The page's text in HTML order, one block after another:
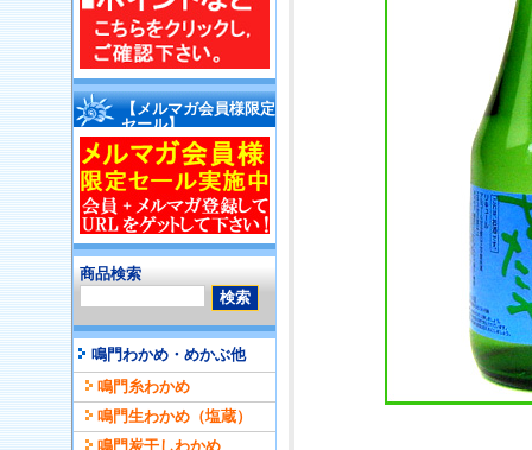
【メルマガ会員様限定
セール】
商品検索
鳴門わかめ・めかぶ他
鳴門糸わかめ
鳴門生わかめ（塩蔵）
鳴門炭干しわかめ